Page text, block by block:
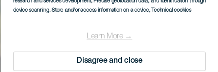
research and services development, Precise geolocation data, and identification through
device scanning, Store and/or access information on a device, Technical cookies
Learn More →
Disagree and close